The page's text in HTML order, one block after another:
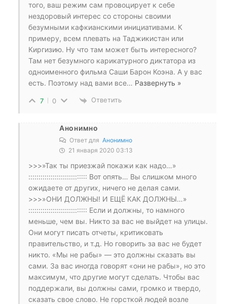
того, ваш режим сам провоцирует к себе
нездоровый интерес со стороны своими
безумными кафкианскими инициативами. К
примеру, всем плевать на Таджикистан или
Киргизию. Ну что там может быть интересного?
Там нет безумного карикатурного диктатора из
одноименного фильма Саши Барон Коэна. А у вас
есть. Поэтому над вами все… Развернуть »
7 0 Ответить
Анонимно
Ответ для Анонимно
21 января 2020 03:13
>>>»Так ты приезжай покажи как надо…»
::::::::::::::::::::::::::::: Вот опять… Вы слишком много
ожидаете от других, ничего не делая сами.
>>>»ОНИ ДОЛЖНЫ! И ЕЩЁ КАК ДОЛЖНЫ…»
::::::::::::::::::::::::::::: Если и должны, то намного
меньше, чем вы. Никто за вас не выйдет на улицы.
Они могут писать отчеты, критиковать
правительство, и т.д. Но говорить за вас не будет
никто. «Мы не рабы» — это должны сказать вы
сами. За вас иногда говорят «они не рабы», но это
максимум, что другие могут сделать. Чтобы вас
поддержали, вы должны сами, громко и твердо,
сказать свое слово. Не горсткой людей возле